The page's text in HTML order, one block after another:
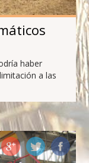
haber
a las